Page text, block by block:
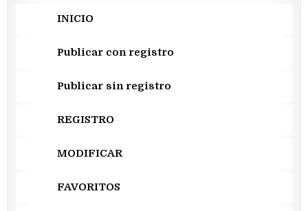
INICIO
Publicar con registro
Publicar sin registro
REGISTRO
MODIFICAR
FAVORITOS